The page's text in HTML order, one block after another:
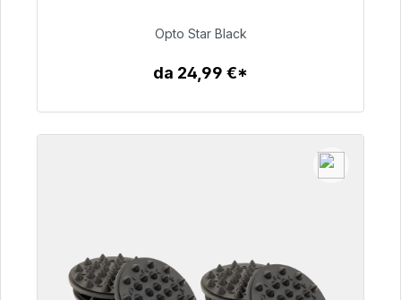
93,00 €
Opto Star Black
da 24,99 €*